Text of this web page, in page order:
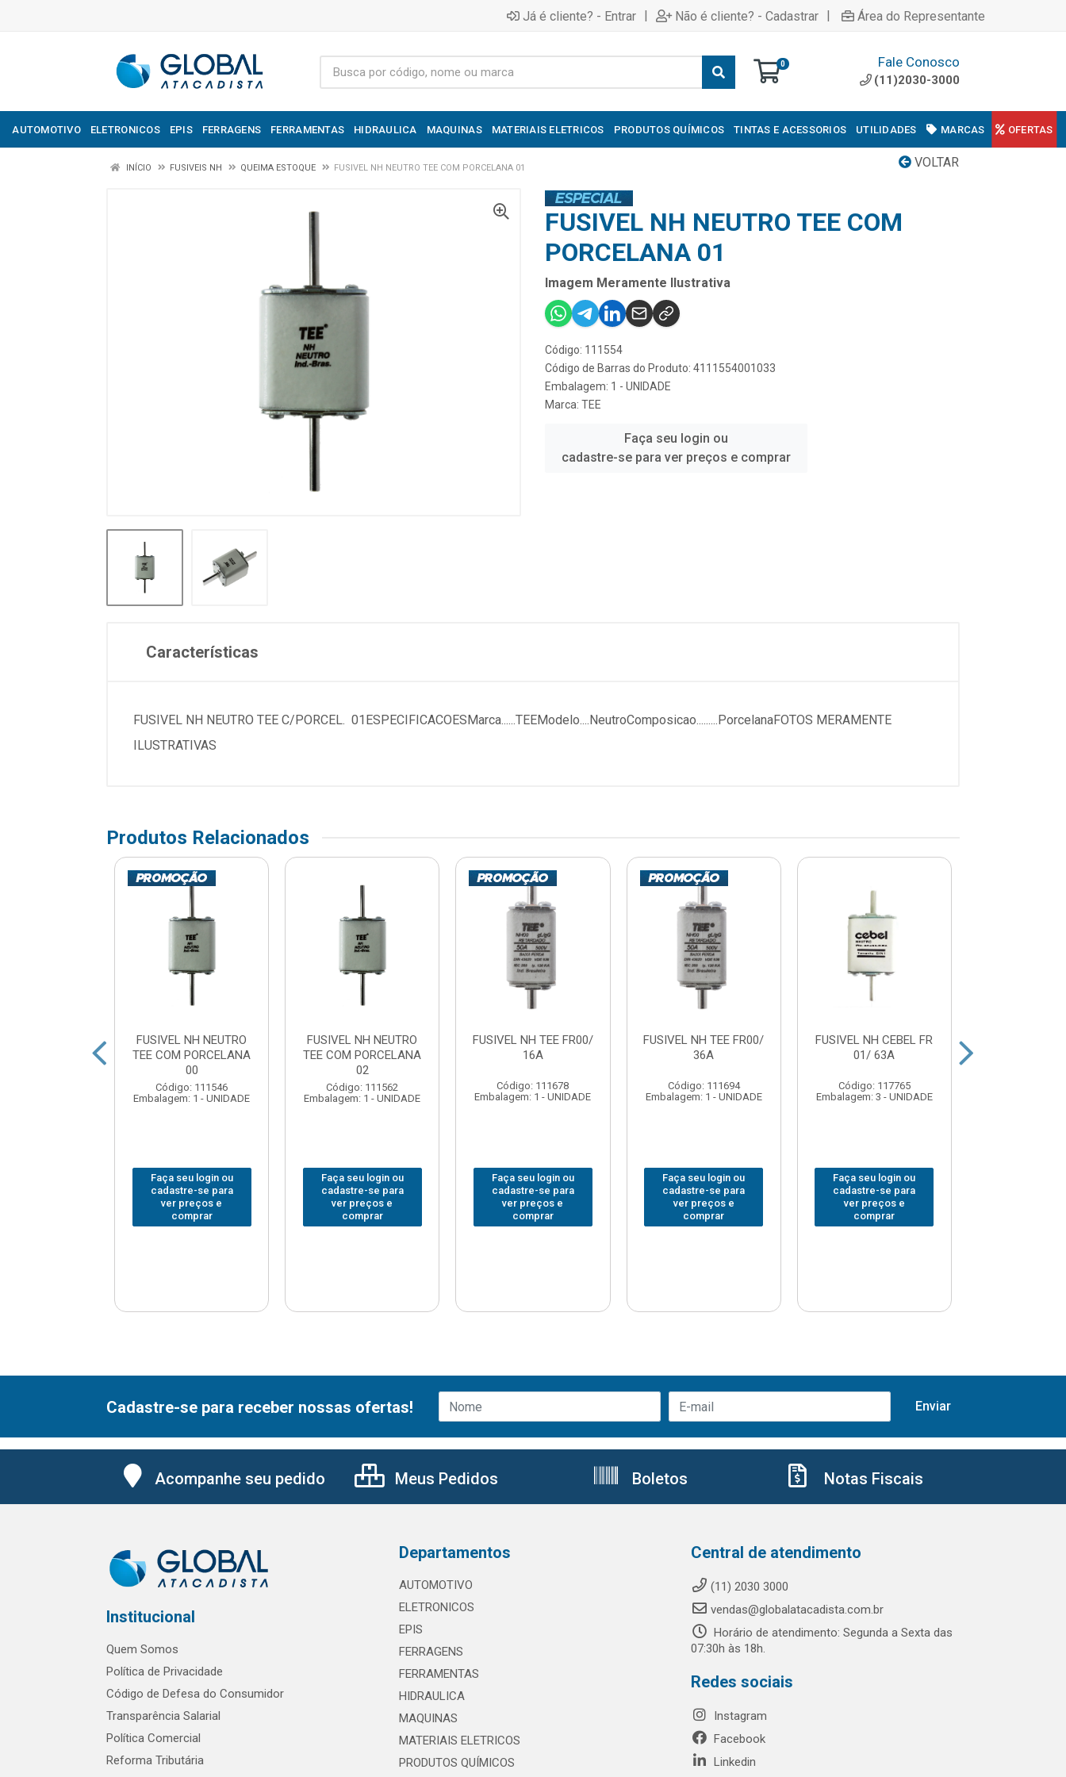
Já é cliente? - Entrar | Não é cliente? - Cadastrar | Área do Representante
0 Fale Conosco
(11)2030-3000
AUTOMOTIVO ELETRONICOS EPIS FERRAGENS FERRAMENTAS HIDRAULICA MAQUINAS MATERIAIS ELETRICOS PRODUTOS QUÍMICOS TINTAS E ACESSORIOS UTILIDADES MARCAS OFERTAS
VOLTAR
INÍCIO FUSIVEIS NH QUEIMA ESTOQUE FUSIVEL NH NEUTRO TEE COM PORCELANA 01
FUSIVEL NH NEUTRO TEE COM
PORCELANA 01
Imagem Meramente Ilustrativa
Código: 111554
Código de Barras do Produto: 4111554001033
Embalagem: 1 - UNIDADE
Marca: TEE
Faça seu login ou
cadastre-se para ver preços e comprar
Características
FUSIVEL NH NEUTRO TEE C/PORCEL. 01ESPECIFICACOESMarca......TEEModelo....NeutroComposicao.........PorcelanaFOTOS MERAMENTE
ILUSTRATIVAS
Produtos Relacionados
FUSIVEL NH NEUTRO
TEE COM PORCELANA
00
Código: 111546
Embalagem: 1 - UNIDADE
Faça seu login ou
cadastre-se para
ver preços e
comprar
FUSIVEL NH NEUTRO
TEE COM PORCELANA
02
Código: 111562
Embalagem: 1 - UNIDADE
Faça seu login ou
cadastre-se para
ver preços e
comprar
FUSIVEL NH TEE FR00/
16A
Código: 111678
Embalagem: 1 - UNIDADE
Faça seu login ou
cadastre-se para
ver preços e
comprar
FUSIVEL NH TEE FR00/
36A
Código: 111694
Embalagem: 1 - UNIDADE
Faça seu login ou
cadastre-se para
ver preços e
comprar
FUSIVEL NH CEBEL FR
01/ 63A
Código: 117765
Embalagem: 3 - UNIDADE
Faça seu login ou
cadastre-se para
ver preços e
comprar
Cadastre-se para receber nossas ofertas!
Acompanhe seu pedido Meus Pedidos Boletos Notas Fiscais
Institucional
Quem Somos
Política de Privacidade
Código de Defesa do Consumidor
Transparência Salarial
Política Comercial
Reforma Tributária
Departamentos
AUTOMOTIVO
ELETRONICOS
EPIS
FERRAGENS
FERRAMENTAS
HIDRAULICA
MAQUINAS
MATERIAIS ELETRICOS
PRODUTOS QUÍMICOS
Central de atendimento
(11) 2030 3000
vendas@globalatacadista.com.br
Horário de atendimento: Segunda a Sexta das
07:30h às 18h.
Redes sociais
Instagram
Facebook
Linkedin